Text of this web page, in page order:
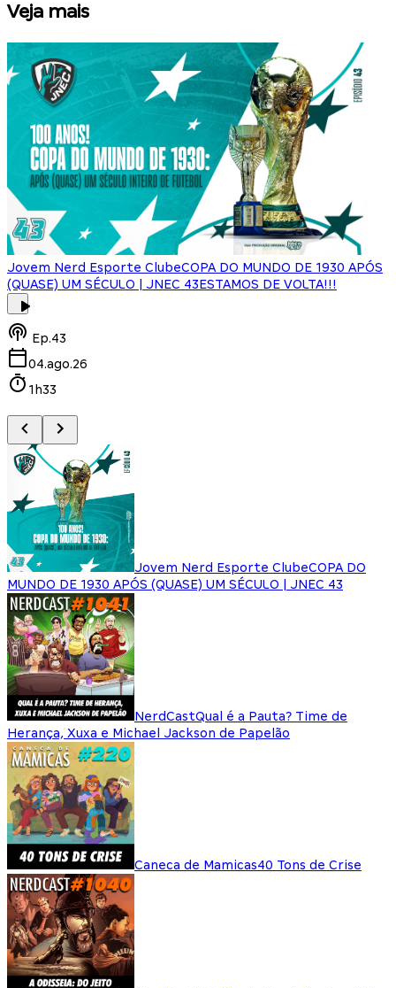
Veja mais
Jovem Nerd Esporte ClubeCOPA DO MUNDO DE 1930 APÓS
(QUASE) UM SÉCULO | JNEC 43ESTAMOS DE VOLTA!!!
Ep.43
04.ago.26
1h33
Jovem Nerd Esporte ClubeCOPA DO
MUNDO DE 1930 APÓS (QUASE) UM SÉCULO | JNEC 43
NerdCastQual é a Pauta? Time de
Herança, Xuxa e Michael Jackson de Papelão
Caneca de Mamicas40 Tons de Crise